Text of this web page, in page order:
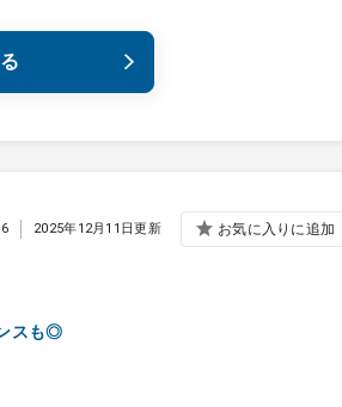
スも◎
2025年12月11日更新 お気に入りに追加